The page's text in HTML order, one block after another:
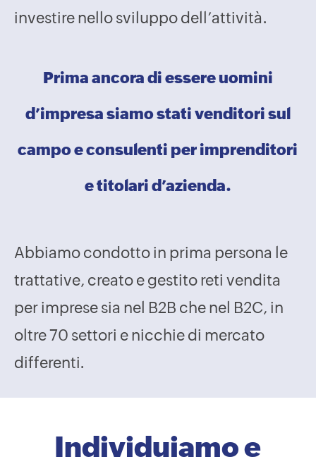
investire nello sviluppo dell’attività.
Prima ancora di essere uomini
d’impresa siamo stati venditori sul
campo e consulenti per imprenditori
e titolari d’azienda.
Abbiamo condotto in prima persona le
trattative, creato e gestito reti vendita
per imprese sia nel B2B che nel B2C, in
oltre 70 settori e nicchie di mercato
differenti.
Individuiamo e